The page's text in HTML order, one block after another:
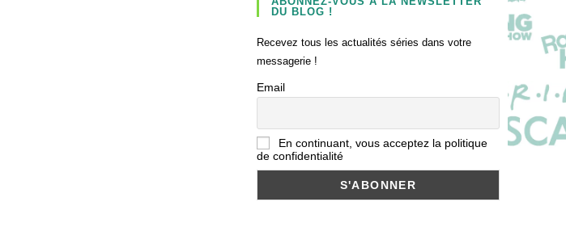
DU BLOG !
Recevez tous les actualités séries dans votre
messagerie !
Email
En continuant, vous acceptez la politique
de confidentialité